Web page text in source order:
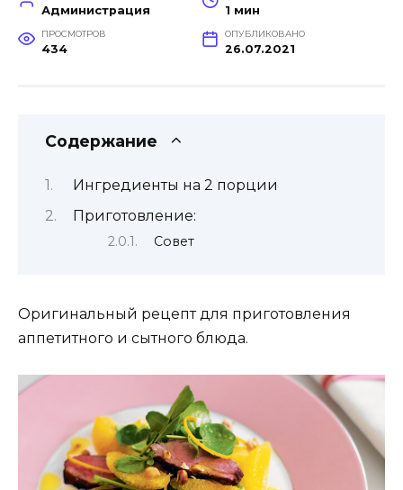
Администрация 1 мин
ПРОСМОТРОВ
434
ОПУБЛИКОВАНО
26.07.2021
Содержание
Ингредиенты на 2 порции
Приготовление:
Совет
Оригинальный рецепт для приготовления
аппетитного и сытного блюда.